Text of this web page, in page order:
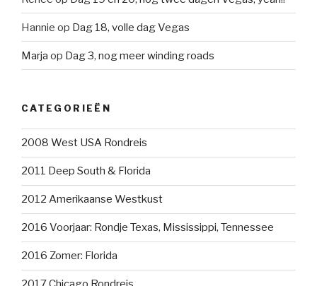
Hannie op Dag 18, volle dag Vegas
Marja op Dag 3, nog meer winding roads
CATEGORIEËN
2008 West USA Rondreis
2011 Deep South & Florida
2012 Amerikaanse Westkust
2016 Voorjaar: Rondje Texas, Mississippi, Tennessee
2016 Zomer: Florida